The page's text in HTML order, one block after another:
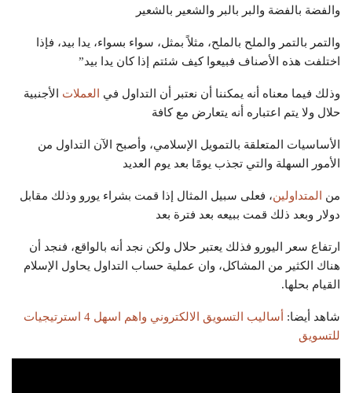
والفضة بالفضة والبر بالبر والشعير بالشعير
والتمر بالتمر والملح بالملح، مثلاً بمثل، سواء بسواء، يدا بيد، فإذا
اختلفت هذه الأصناف فبيعوا كيف شئتم إذا كان يدا بيد”
وذلك فيما معناه أنه يمكننا أن نعتبر أن التداول في العملات الأجنبية
حلال ولا يتم اعتباره أنه يتعارض مع كافة
الأساسيات المتعلقة بالتمويل الإسلامي، وأصبح الآن التداول من
الأمور السهلة والتي تجذب يومًا بعد يوم العديد
من المتداولين، فعلى سبيل المثال إذا قمت بشراء يورو وذلك مقابل
دولار وبعد ذلك قمت ببيعه بعد فترة بعد
ارتفاع سعر اليورو فذلك يعتبر حلال ولكن نجد أنه بالواقع، فنجد أن
هناك الكثير من المشاكل، وان عملية حساب التداول يحاول الإسلام
القيام بحلها.
شاهد أيضا:
أساليب التسويق الالكتروني واهم اسهل 4 استرتيجيات
للتسويق